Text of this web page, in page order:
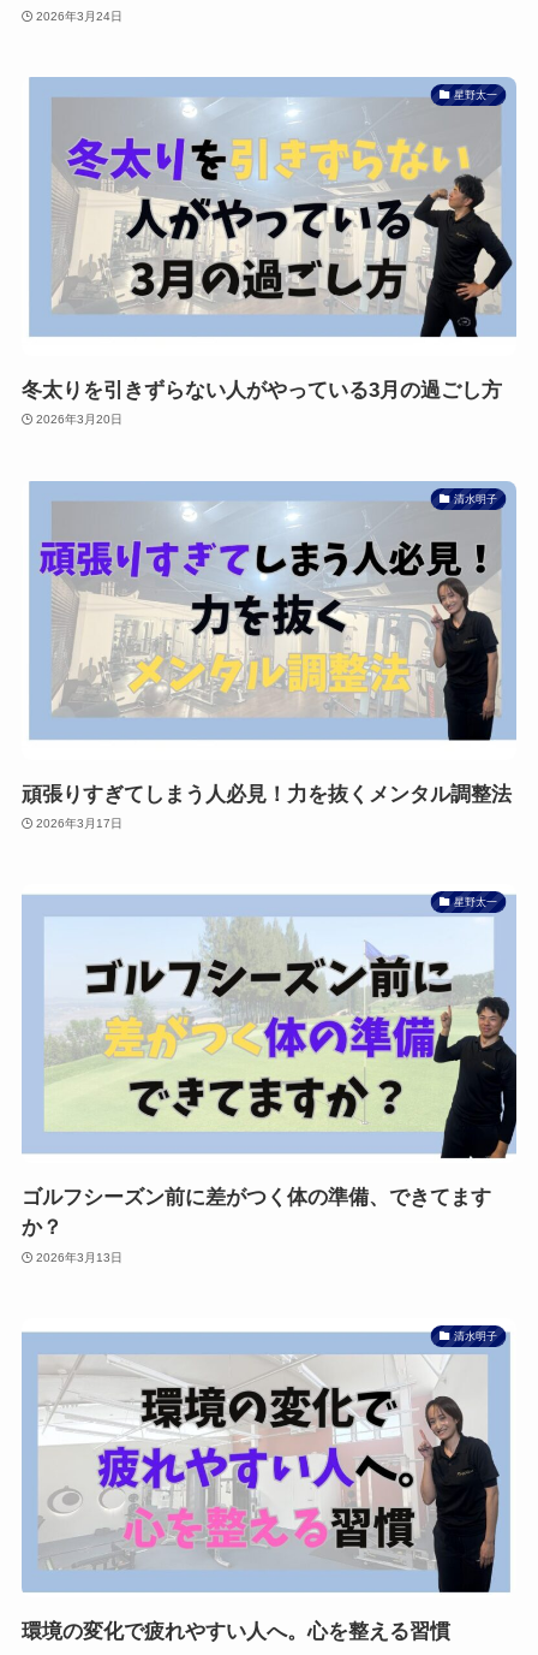
2026年3月24日
星野太一
冬太りを引きずらない人がやっている3月の過ごし方
2026年3月20日
清水明子
頑張りすぎてしまう人必見！力を抜くメンタル調整法
2026年3月17日
星野太一
ゴルフシーズン前に差がつく体の準備、できてます
か？
2026年3月13日
清水明子
環境の変化で疲れやすい人へ。心を整える習慣